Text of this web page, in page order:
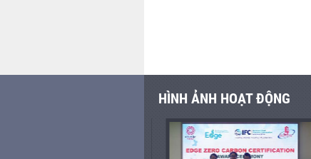
HÌNH ẢNH HOẠT ĐỘNG